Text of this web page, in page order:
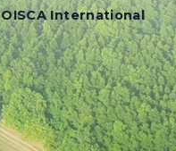
OISCA International